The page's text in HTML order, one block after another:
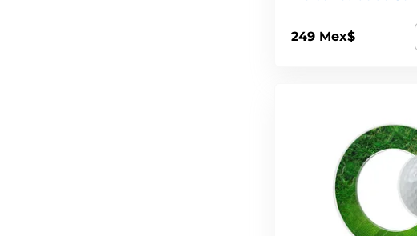
249 Mex$